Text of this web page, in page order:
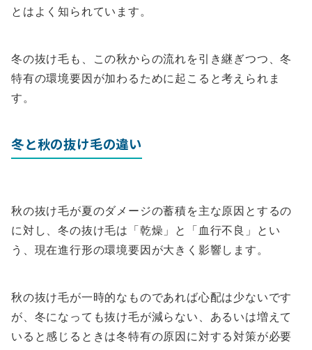
とはよく知られています。
冬の抜け毛も、この秋からの流れを引き継ぎつつ、冬
特有の環境要因が加わるために起こると考えられま
す。
冬と秋の抜け毛の違い
秋の抜け毛が夏のダメージの蓄積を主な原因とするの
に対し、冬の抜け毛は「乾燥」と「血行不良」とい
う、現在進行形の環境要因が大きく影響します。
秋の抜け毛が一時的なものであれば心配は少ないです
が、冬になっても抜け毛が減らない、あるいは増えて
いると感じるときは冬特有の原因に対する対策が必要